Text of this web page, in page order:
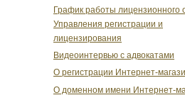
График работы лицензионного
Управления регистрации и
лицензирования
Видеоинтервью с адвокатами
О регистрации Интернет-
О доменном имени Интернет-